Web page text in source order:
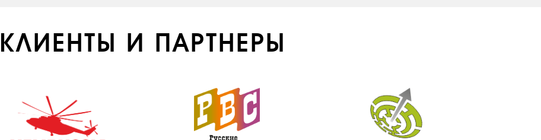
КЛИЕНТЫ И ПАРТНЕРЫ